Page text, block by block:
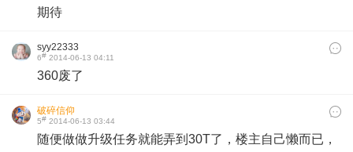
期待
syy22333
6# 2014-06-13 04:11
360废了
破碎信仰
5# 2014-06-13 03:44
随便做做升级任务就能弄到30T了，楼主自己懒而已，